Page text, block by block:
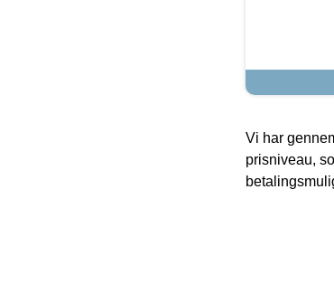
Vi har
prisniveau,